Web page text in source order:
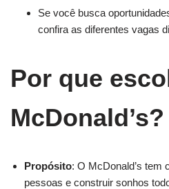
Se você busca
confira as diferentes vagas
Por que
McDonald’s?
Propósito: O McDonald’s tem
pessoas e construir sonhos